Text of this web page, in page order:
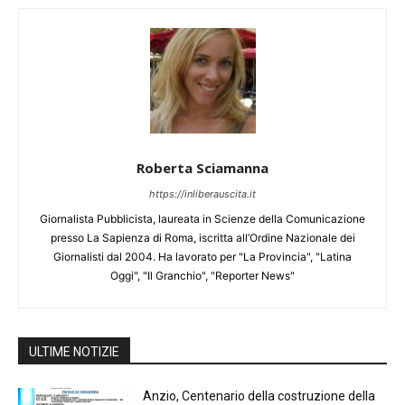
Roberta Sciamanna
https://inliberauscita.it
Giornalista Pubblicista, laureata in Scienze della Comunicazione
presso La Sapienza di Roma, iscritta all’Ordine Nazionale dei
Giornalisti dal 2004. Ha lavorato per "La Provincia", "Latina
Oggi", "Il Granchio", "Reporter News"
ULTIME NOTIZIE
Anzio, Centenario della costruzione della